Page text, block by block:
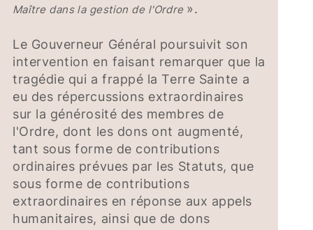
Maître dans la gestion de l'Ordre ».
Le Gouverneur Général poursuivit son
intervention en faisant remarquer que la
tragédie qui a frappé la Terre Sainte a
eu des répercussions extraordinaires
sur la générosité des membres de
l'Ordre, dont les dons ont augmenté,
tant sous forme de contributions
ordinaires prévues par les Statuts, que
sous forme de contributions
extraordinaires en réponse aux appels
humanitaires, ainsi que de dons